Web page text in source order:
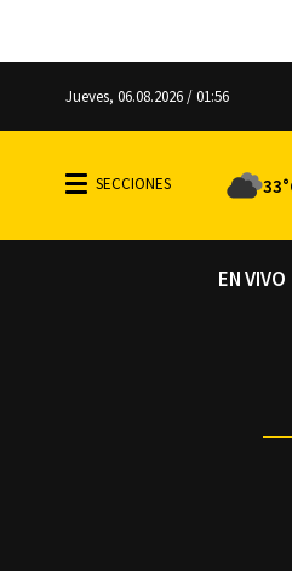
Jueves, 06.08.2026 / 01:56
EN VIVO